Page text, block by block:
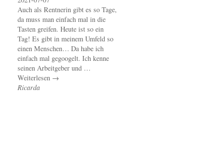
Auch als Rentnerin gibt es so Tage,
da muss man einfach mal in die
Tasten greifen. Heute ist so ein
Tag! Es gibt in meinem Umfeld so
einen Menschen… Da habe ich
einfach mal gegoogelt. Ich kenne
seinen Arbeitgeber und …
Weiterlesen →
Ricarda